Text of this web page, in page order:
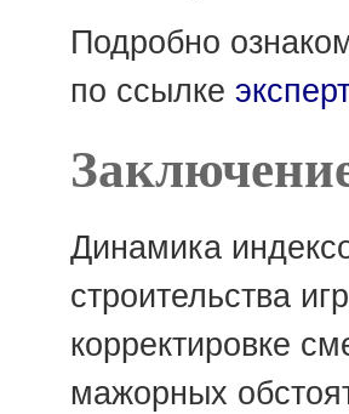
Подробно
по ссылке
Динамика
строительства
корректировке
мажорных